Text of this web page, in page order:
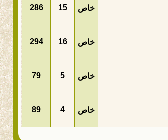
خاص 15
286
خاص 16
294
خاص 5
79
خاص 4
89